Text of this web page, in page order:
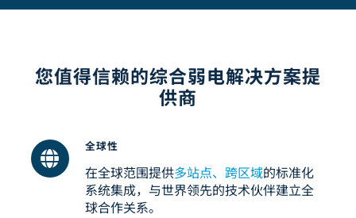
访问其他地区官网
您值得信赖的综合弱电解决方案提
供商
全球性
在全球范围提供多站点、跨区域的标准化
系统集成，与世界领先的技术伙伴建立全
球合作关系。